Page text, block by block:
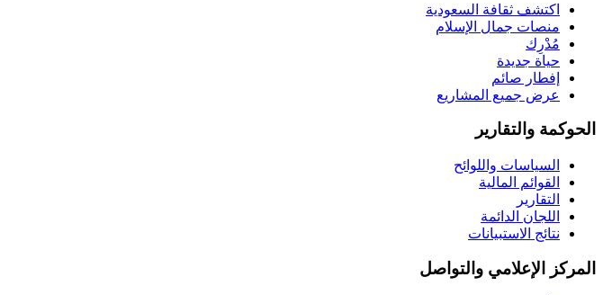
اكتشف ثقافة السعودية
منصات جمال الإسلام
مُدْرِك
حياة جديدة
إفطار صائم
عرض جميع المشاريع
الحوكمة والتقارير
السياسات واللوائح
القوائم المالية
التقارير
اللجان الدائمة
نتائج الاستبيانات
المركز الإعلامي والتواصل